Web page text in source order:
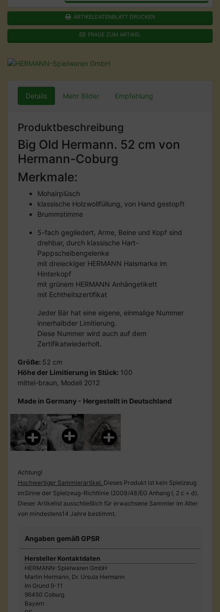
ARTIKELDATENBLATT DRUCKEN
FRAGE ZUM ARTIKEL
Details Mehr Bilder Empfehlung
Produktbeschreibung
Big Old Hermann. 52 cm von
Hermann-Coburg
Merkmale:
Mohairplüsch
klassische Holzwollfüllung, von Hand gestopft
Brummstimme
5-fach gegliedert, Arme, Beine und Kopf sind
drehbar, durch klassische Hart-
Pappscheibengelenke
mit dreieckiger HERMANN Halsmarke im
Hinterkopf
mit grünem HERMANN Anhängetikett
mit Echtheitszertifikat
Jeder Bär hat eine eigene, einmalige Nummer
innerhalbder Limitierung.
Diese Nummer wird auch auf dem
Zertifikatwiederholt.
Größe: 52 cm
Höhe der Limitierung in Stück: 100
mittel-braun, Modell 2012
Made in Germany - Hergestellt in Deutschland
Achtung!
Hochwertiger Sammlerartikel. Dieses Produkt ist kein Spielzeug
imSinne der Spielzeug-Richtlinie (2009/48/EG Anhang I, 2 c + d).
Dieser Artikelist ausschließlich für erwachsene Sammler im Alter
von mindestens14 Jahre bestimmt.
Angaben gemäß GPSR
Hersteller Kontaktdaten
HERMANN-Spielwaren GmbH
Martin Hermann, Dr. Ursula Hermann
Im Grund 9-11
96450 Coburg
Bayern